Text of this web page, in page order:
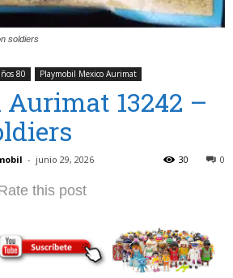
soldiers
80 Playmobil Mexico Aurimat
13242 –
- junio 29, 2026 0
30
this post